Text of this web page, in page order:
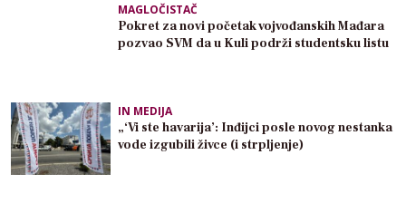
MAGLOČISTAČ
Pokret za novi početak vojvođanskih Mađara
pozvao SVM da u Kuli podrži studentsku listu
IN MEDIJA
„‘Vi ste havarija’: Inđijci posle novog nestanka
vode izgubili živce (i strpljenje)